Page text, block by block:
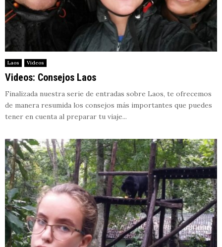
Laos Videos
Videos: Consejos Laos
Finalizada nuestra serie de entradas sobre Laos, te ofrecemos
de manera resumida los consejos más importantes que puedes
tener en cuenta al preparar tu viaje...